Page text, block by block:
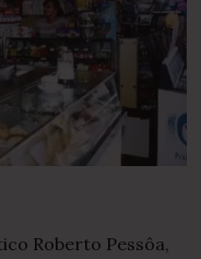
Roberto Pessôa,